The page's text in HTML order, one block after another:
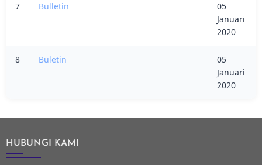
7 Bulletin
05
Januari
2020
8 Buletin
05
Januari
2020
HUBUNGI KAMI